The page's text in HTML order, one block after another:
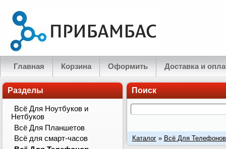
Главная Корзина Оформить Доставка и
Поиск
Каталог» Всё Для Телефонов
Разделы
Всё Для Ноутбуков и
Нетбуков
Всё Для Планшетов
Всё для смарт-часов